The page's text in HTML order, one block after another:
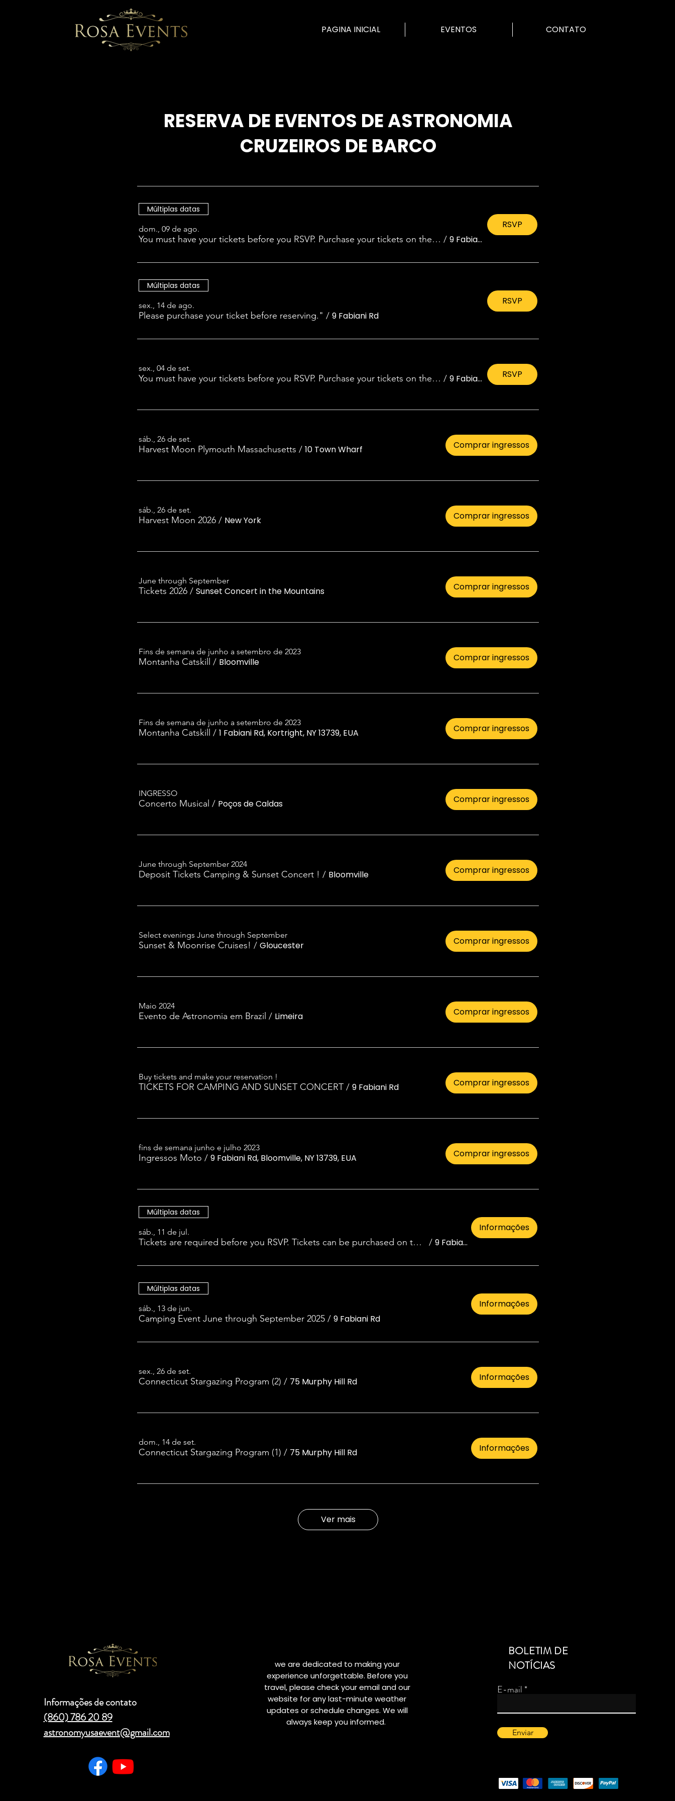
PAGINA INICIAL EVENTOS CONTATO
RESERVA DE EVENTOS DE ASTRONOMIA
CRUZEIROS DE BARCO
Múltiplas datas
dom., 09 de ago.
You must have your tickets before you RSVP. Purchase your tickets on the event page, then click below to select your dat / 9 Fabiani Rd
RSVP
Múltiplas datas
sex., 14 de ago.
Please purchase your ticket before reserving." / 9 Fabiani Rd
RSVP
sex., 04 de set.
You must have your tickets before you RSVP. Purchase your tickets on the event page, then click below to select y... (1) / 9 Fabiani Rd RSVP
sáb., 26 de set.
Harvest Moon Plymouth Massachusetts / 10 Town Wharf Comprar ingressos
sáb., 26 de set.
Harvest Moon 2026 / New York Comprar ingressos
June through September
Tickets 2026 / Sunset Concert in the Mountains Comprar ingressos
Fins de semana de junho a setembro de 2023
Montanha Catskill / Bloomville Comprar ingressos
Fins de semana de junho a setembro de 2023
Montanha Catskill / 1 Fabiani Rd, Kortright, NY 13739, EUA Comprar ingressos
INGRESSO
Concerto Musical / Poços de Caldas Comprar ingressos
June through September 2024
Deposit Tickets Camping & Sunset Concert ! / Bloomville Comprar ingressos
Select evenings June through September
Sunset & Moonrise Cruises! / Gloucester Comprar ingressos
Maio 2024
Evento de Astronomia em Brazil / Limeira Comprar ingressos
Buy tickets and make your reservation !
TICKETS FOR CAMPING AND SUNSET CONCERT / 9 Fabiani Rd Comprar ingressos
fins de semana junho e julho 2023
Ingressos Moto / 9 Fabiani Rd, Bloomville, NY 13739, EUA Comprar ingressos
Múltiplas datas
sáb., 11 de jul.
Tickets are required before you RSVP. Tickets can be purchased on the event page. / 9 Fabiani Rd
Informações
Múltiplas datas
sáb., 13 de jun.
Camping Event June through September 2025 / 9 Fabiani Rd
Informações
sex., 26 de set.
Connecticut Stargazing Program (2) / 75 Murphy Hill Rd Informações
dom., 14 de set.
Connecticut Stargazing Program (1) / 75 Murphy Hill Rd Informações
Ver mais
Informações de contato
(860) 786 20 89
astronomyusaevent@gmail.com
we are dedicated to making your
experience unforgettable. Before you
travel, please check your email and our
website for any last-minute weather
updates or schedule changes. We will
always keep you informed.
BOLETIM DE
NOTÍCIAS
E-mail
Enviar